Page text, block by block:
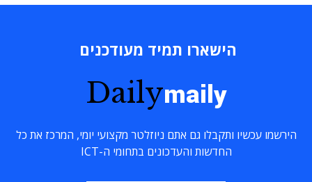
הישארו תמיד מעודכנים
Dailymaily
הירשמו עכשיו ותקבלו גם אתם ניוזלטר מקצועי יומי, המרכז את כל
החדשות והעדכונים בתחומי ה-ICT